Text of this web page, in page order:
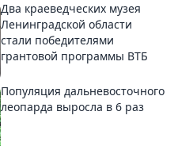
Два краеведческих музея
Ленинградской области
стали победителями
грантовой программы ВТБ
Популяция дальневосточного
леопарда выросла в 6 раз